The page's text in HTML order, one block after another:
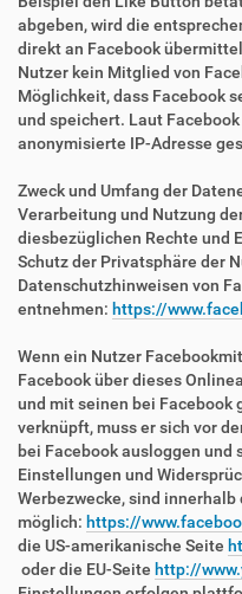
abgeben, wird die
direkt an Facebook
Nutzer kein Mitglied von
Möglichkeit, dass Facebook
und speichert. Laut
anonymisierte IP-Adresse
Zweck und Umfang der
Verarbeitung und Nutzung
diesbezüglichen Rechte und
Schutz der Privatsphäre der
Datenschutzhinweisen von
entnehmen: https://
Wenn ein Nutzer
Facebook über dieses
und mit seinen bei
verknüpft, muss er sich vor
bei Facebook ausloggen und
Einstellungen und
Werbezwecke, sind
möglich: https://
die US-amerikanische Seite
oder die EU-Seite http://